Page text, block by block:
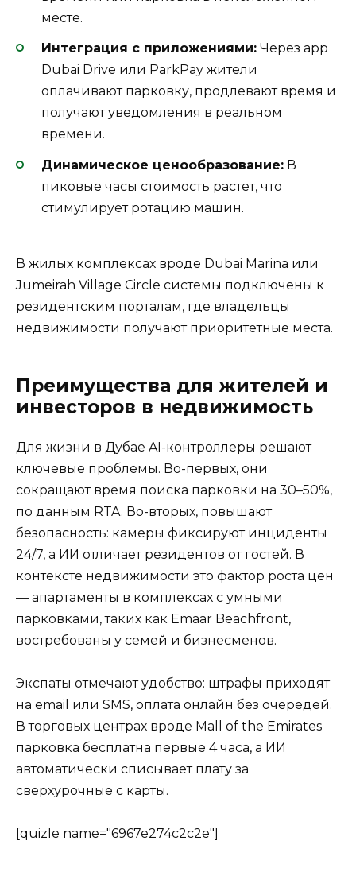
месте.
Интеграция с приложениями: Через app
Dubai Drive или ParkPay жители
оплачивают парковку, продлевают время и
получают уведомления в реальном
времени.
Динамическое ценообразование: В
пиковые часы стоимость растет, что
стимулирует ротацию машин.
В жилых комплексах вроде Dubai Marina или
Jumeirah Village Circle системы подключены к
резидентским порталам, где владельцы
недвижимости получают приоритетные места.
Преимущества для жителей и
инвесторов в недвижимость
Для жизни в Дубае AI-контроллеры решают
ключевые проблемы. Во-первых, они
сокращают время поиска парковки на 30–50%,
по данным RTA. Во-вторых, повышают
безопасность: камеры фиксируют инциденты
24/7, а ИИ отличает резидентов от гостей. В
контексте недвижимости это фактор роста цен
— апартаменты в комплексах с умными
парковками, таких как Emaar Beachfront,
востребованы у семей и бизнесменов.
Экспаты отмечают удобство: штрафы приходят
на email или SMS, оплата онлайн без очередей.
В торговых центрах вроде Mall of the Emirates
парковка бесплатна первые 4 часа, а ИИ
автоматически списывает плату за
сверхурочные с карты.
[quizle name="6967e274c2c2e"]